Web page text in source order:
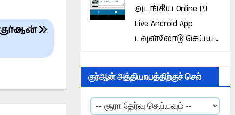
அடங்கிய Online PJ
Live Android App
டவுன்லோடு செய்ய...
குர்ஆன் அத்தியாயத்திற்குச் செல்